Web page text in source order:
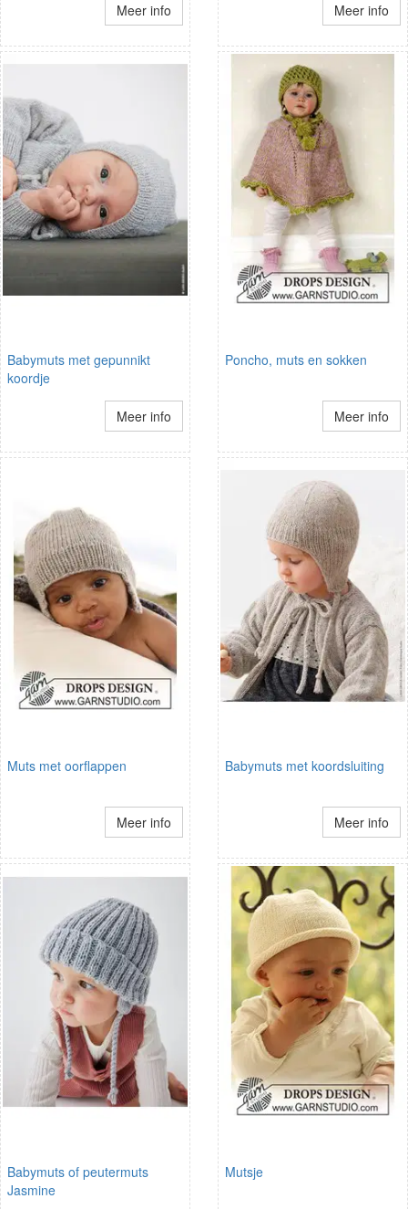
Meer info Meer info
Babymuts met gepunnikt
koordje
Meer info
Poncho, muts en sokken
Meer info
Muts met oorflappen
Meer info
Babymuts met koordsluiting
Meer info
Babymuts of peutermuts
Jasmine
Mutsje